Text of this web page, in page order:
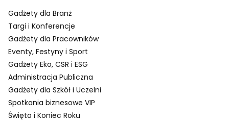
Gadżety dla Branż
Targi i Konferencje
Gadżety dla Pracowników
Eventy, Festyny i Sport
Gadżety Eko, CSR i ESG
Administracja Publiczna
Gadżety dla Szkół i Uczelni
Spotkania biznesowe VIP
Święta i Koniec Roku